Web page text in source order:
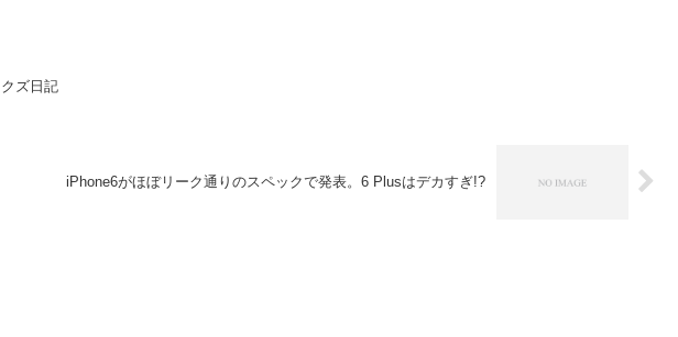
クズ日記
iPhone6がほぼリーク通りのスペックで発表。6 Plusはデカすぎ!?